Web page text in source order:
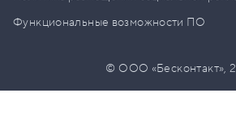
Функциональные возможности ПО
© ООО «Бесконтакт»,